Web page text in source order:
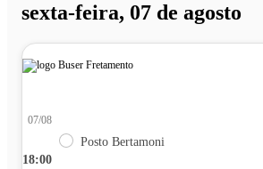
sexta-feira, 07 de agosto
18:00
07/08
Posto Bertamoni